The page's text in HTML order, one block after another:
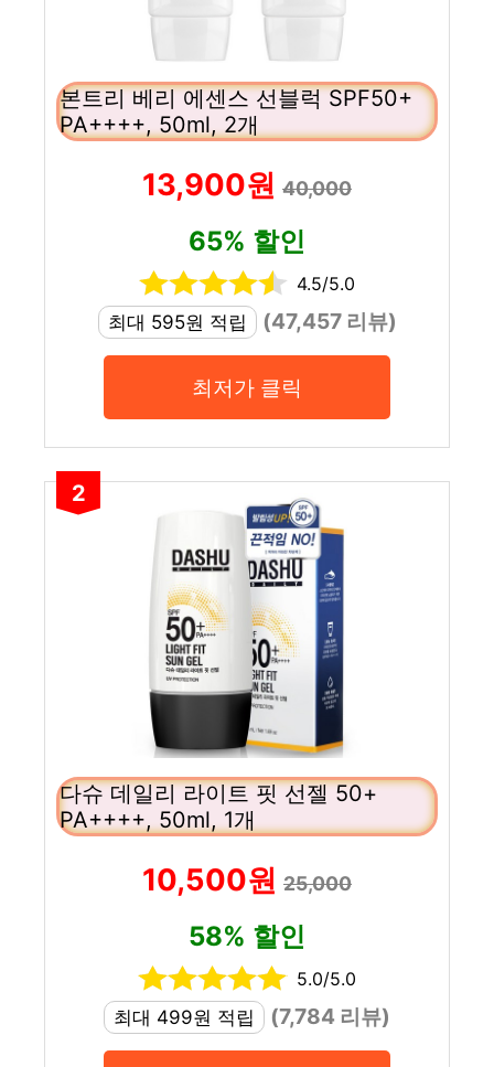
본트리 베리 에센스 선블럭 SPF50+
PA++++, 50ml, 2개
13,900원 40,000
65% 할인
4.5/5.0
최대 595원 적립
(47,457 리뷰)
최저가 클릭
2
다슈 데일리 라이트 핏 선젤 50+
PA++++, 50ml, 1개
10,500원 25,000
58% 할인
5.0/5.0
최대 499원 적립
(7,784 리뷰)